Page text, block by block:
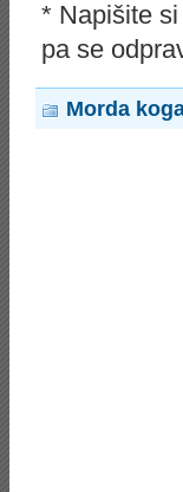
* Napišite si
pa se
Morda